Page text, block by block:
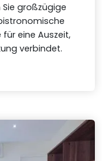
Sie großzügige
eine Auszeit,
verbindet.